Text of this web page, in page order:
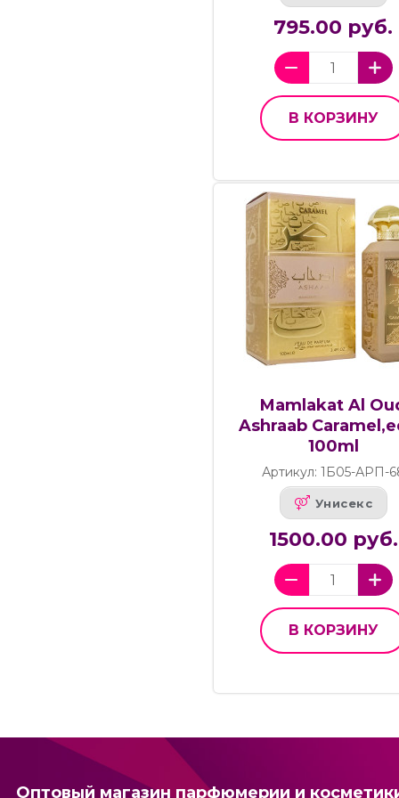
795.00 руб.
В КОРЗИНУ
Mamlakat Al
Ashraab
100ml
Артикул: 1Б05-АРП-
Унисекс
1500.00 руб.
В КОРЗИНУ
Оптовый магазин парфюмерии и